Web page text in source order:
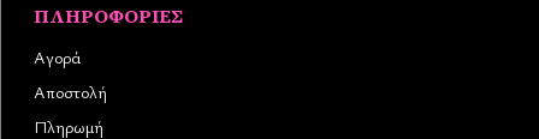
ΠΛΗΡΟΦΟΡΊΕΣ
Αγορά
Αποστολή
Πληρωμή